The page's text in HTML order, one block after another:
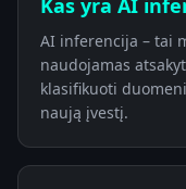
Kas yra AI
AI inferencija – tai
naudojamas
klasifikuoti
naują įvestį.